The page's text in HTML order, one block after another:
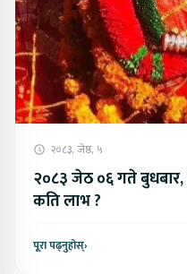
२०८३, जेष्ठ, ५
२०८३ जेठ ०६ गते
कति लाभ ?
पूरा पढ्नुहोस्›